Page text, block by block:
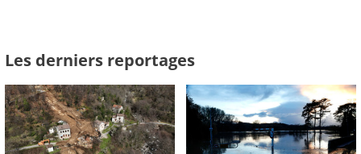
Les derniers reportages